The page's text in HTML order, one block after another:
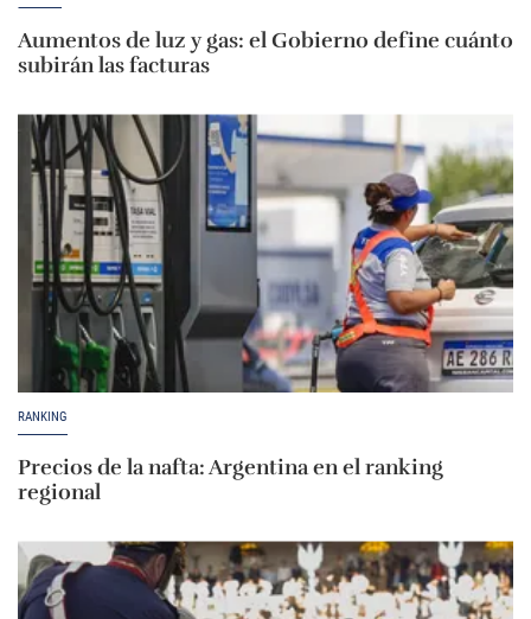
Aumentos de luz y gas: el Gobierno define cuánto
subirán las facturas
RANKING
Precios de la nafta: Argentina en el ranking
regional